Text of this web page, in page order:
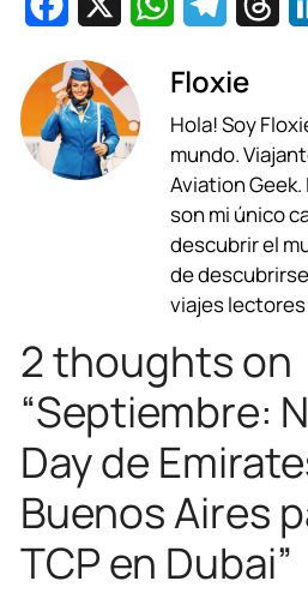
c
e
b
a
t
s
A
p
p
l
e
g
r
a
m
e
a
d
s
Floxie
Hola! Soy
mundo.
Aviation
son mi único
descubrir el
de
viajes
2 thoughts on
“Septiembre:
Day de
Buenos Aires
TCP en Dubai”